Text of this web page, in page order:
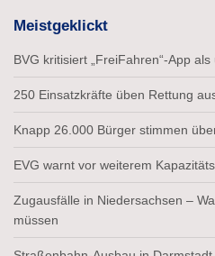
Meistgeklickt
BVG kritisiert „FreiFahren“-App
250 Einsatzkräfte üben Rettung
Knapp 26.000 Bürger stimmen
EVG warnt vor weiterem
Zugausfälle in Niedersachsen –
müssen